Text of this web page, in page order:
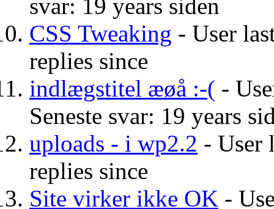
svar: 19 years siden
CSS Tweaking - User
replies since
indlægstitel æøå :-( -
Seneste svar: 19 years
uploads - i wp2.2 - User
replies since
Site virker ikke OK -